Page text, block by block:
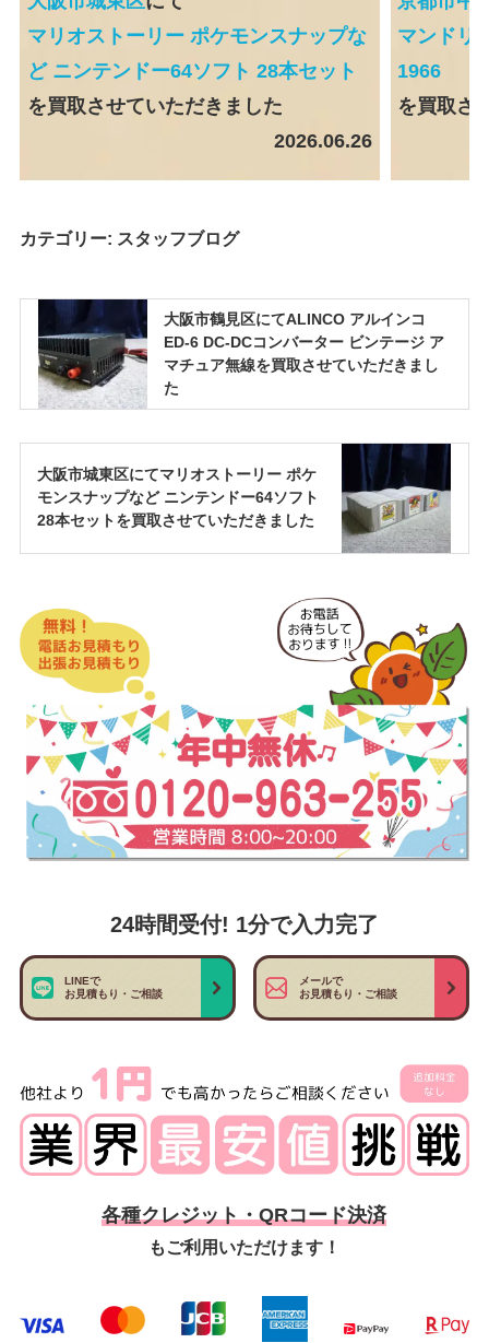
マリオストーリー ポケモンスナップな
ど ニンテンドー64ソフト 28本セット
を買取させていただきました
2026.06.26
マンドリ
1966
を買取さ
カテゴリー: スタッフブログ
大阪市鶴見区にてALINCO アルインコ
ED-6 DC-DCコンバーター ビンテージ ア
マチュア無線を買取させていただきまし
た
大阪市城東区にてマリオストーリー ポケ
モンスナップなど ニンテンドー64ソフト
28本セットを買取させていただきました
24時間受付! 1分で入力完了
LINEで
お見積もり・ご相談
メールで
お見積もり・ご相談
各種クレジット・QRコード決済
もご利用いただけます！